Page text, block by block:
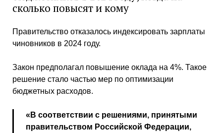
сколько повысят и кому
Правительство отказалось индексировать зарплаты
чиновников в 2024 году.
Закон предполагал повышение оклада на 4%. Такое
решение стало частью мер по оптимизации
бюджетных расходов.
«В соответствии с решениями, принятыми
правительством Российской Федерации,